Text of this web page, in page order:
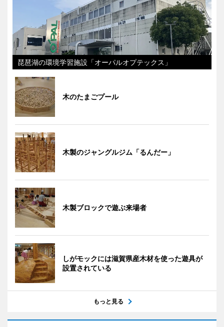
琵琶湖の環境学習施設「オーパルオプテックス」
木のたまごプール
木製のジャングルジム「るんだー」
木製ブロックで遊ぶ来場者
しがモックには滋賀県産木材を使った遊具が
設置されている
もっと見る